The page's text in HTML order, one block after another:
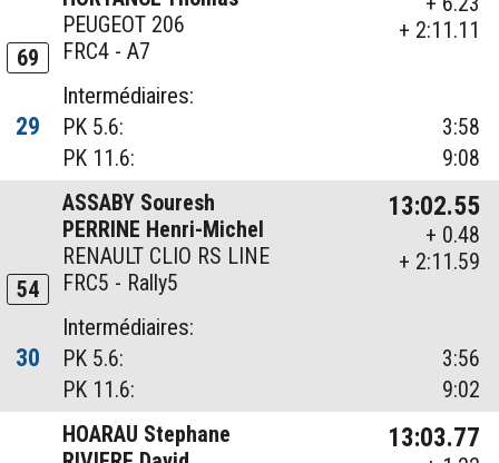
69
PEUGEOT 206
FRC4 - A7
+ 2:11.11
29
Intermédiaires:
PK 5.6:
3:58
PK 11.6:
9:08
54
ASSABY Souresh
PERRINE Henri-Michel
RENAULT CLIO RS LINE
FRC5 - Rally5
13:02.55
+ 0.48
+ 2:11.59
30
Intermédiaires:
PK 5.6:
3:56
PK 11.6:
9:02
HOARAU Stephane
13:03.77